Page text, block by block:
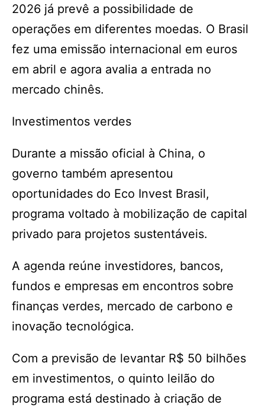
2026 já prevê a possibilidade de
operações em diferentes moedas. O Brasil
fez uma emissão internacional em euros
em abril e agora avalia a entrada no
mercado chinês.
Investimentos verdes
Durante a missão oficial à China, o
governo também apresentou
oportunidades do Eco Invest Brasil,
programa voltado à mobilização de capital
privado para projetos sustentáveis.
A agenda reúne investidores, bancos,
fundos e empresas em encontros sobre
finanças verdes, mercado de carbono e
inovação tecnológica.
Com a previsão de levantar R$ 50 bilhões
em investimentos, o quinto leilão do
programa está destinado à criação de